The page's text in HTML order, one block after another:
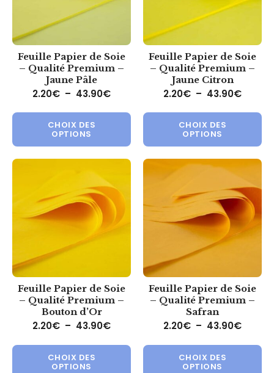
Feuille Papier de Soie
– Qualité Premium –
Jaune Pâle
2.20€ – 43.90€Plage de prix : 2.20€ à 43.90€
CHOIX DES
OPTIONS
Ce produit a plusieurs
Feuille Papier de Soie
– Qualité Premium –
Jaune Citron
2.20€ – 43.90€Plage
CHOIX DES
OPTIONS
Feuille Papier de Soie
– Qualité Premium –
Bouton d’Or
2.20€ – 43.90€Plage de prix : 2.20€ à 43.90€
CHOIX DES
OPTIONS
Ce produit a plusieurs
Feuille Papier de Soie
– Qualité Premium –
Safran
2.20€ – 43.90€Plage
CHOIX DES
OPTIONS